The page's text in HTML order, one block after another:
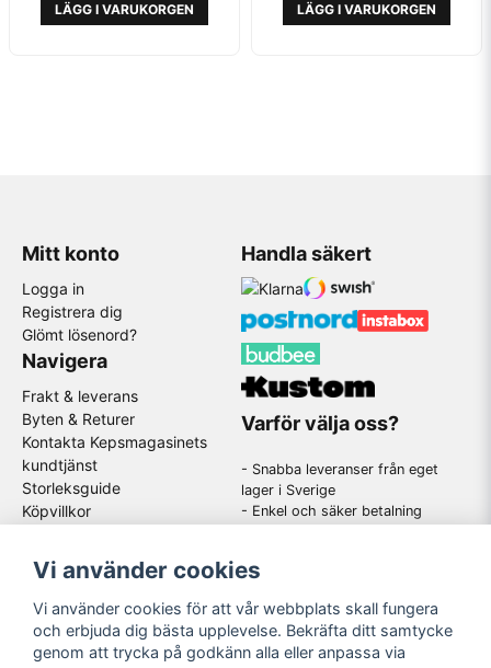
LÄGG I VARUKORGEN LÄGG I VARUKORGEN
Mitt konto
Logga in
Registrera dig
Glömt lösenord?
Navigera
Frakt & leverans
Byten & Returer
Kontakta Kepsmagasinets
kundtjänst
Storleksguide
Köpvillkor
Om oss
Handla säkert
Varför välja oss?
- Snabba leveranser från eget
lager i Sverige
- Enkel och säker betalning
-En schysst kundtjänst som
Följ oss
Vi använder cookies
Vi använder cookies för att vår webbplats skall fungera
och erbjuda dig bästa upplevelse. Bekräfta ditt samtycke
genom att trycka på godkänn alla eller anpassa via